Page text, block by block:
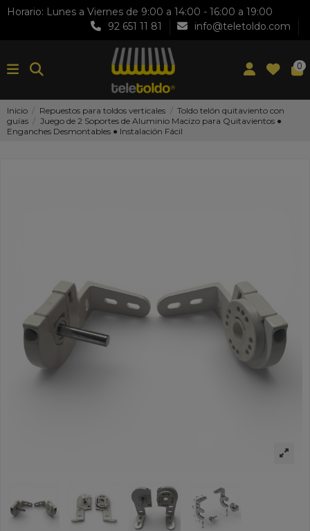
Horario: Lunes a Viernes de 9:00 a 14:00 - 16:00 a 19:00
92 651 11 81
info@teletoldo.com
0
Inicio Repuestos para toldos verticales
Toldo telón quitaviento con
guías
Juego de 2 Soportes de Aluminio Macizo para Quitavientos ●
Enganches Desmontables ● Instalación Fácil